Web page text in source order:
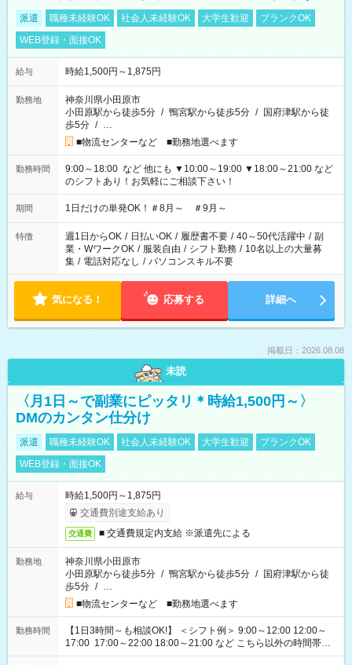
派遣 職種未経験OK 社会人未経験OK 大学生歓迎
ブランクOK
WEB登録・面接OK
給与 時給1,500円～1,875円
勤務地
神奈川県小田原市
小田原駅から徒歩5分 / 鴨宮駅から徒歩5分 / 国府津駅から徒
歩5分 / …
■物流センターなど ■勤務地選べます
勤務時間
9:00～18:00 など 他にも ▼10:00～19:00 ▼18:00～21:00 など
のシフトあり！お気軽にご相談下さい！
期間 1日だけの単発OK！＃8月～ ＃9月～
特徴 週1日からOK / 日払いOK / 履歴書不要 / 40～50代活躍中 / 副
業・WワークOK / 服装自由 / シフト勤務 / 10名以上の大量募
集 / 電話対応なし / パソコンスキル不要
気になる！ 応募する 詳細へ
掲載日：2026.08.08
未読
〈月1日～で副業にピッタリ＊時給1,500円～〉
DMのカンタン仕分け
派遣 職種未経験OK 社会人未経験OK 大学生歓迎
ブランクOK
WEB登録・面接OK
給与
時給1,500円～1,875円
交通費別途支給あり
交通費 ■ 交通費規定内支給 ※派遣先による
勤務地
神奈川県小田原市
小田原駅から徒歩5分 / 鴨宮駅から徒歩5分 / 国府津駅から徒
歩5分 / …
■物流センターなど ■勤務地選べます
勤務時間
【1日3時間～も相談OK!】 ＜シフト例＞ 9:00～12:00 12:00～
17:00 17:00～22:00 18:00～21:00 など こちら以外の時間帯も
お気軽にご相談ください！